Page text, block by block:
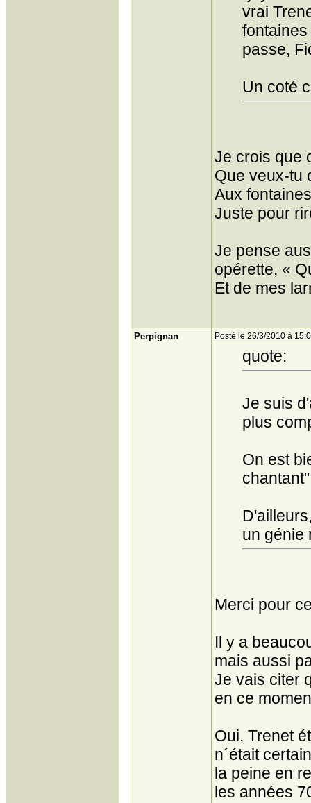
vrai
passe,
Un coté
Je crois que
Que veux-tu
Aux
Juste pour
Je pense
opérette, «
Et de mes
Perpignan Posté le 26/3/2010 à
quote:
Je suis
plus
On est
un génie
Merci pour
Il y a
mais aussi
Je vais citer
en ce
Oui, Trenet
n´était
la peine en
les années